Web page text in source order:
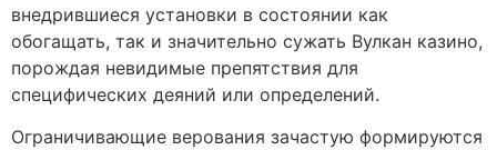
внедрившиеся установки в состоянии как
обогащать, так и значительно сужать Вулкан казино,
порождая невидимые препятствия для
специфических деяний или определений.
Ограничивающие верования зачастую формируются